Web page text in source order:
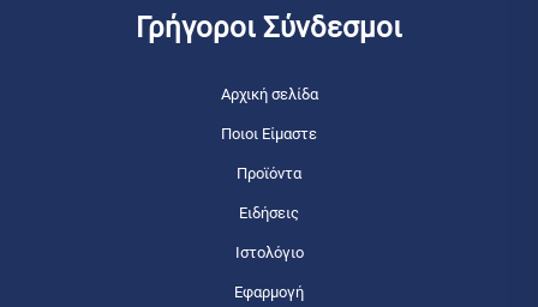
Γρήγοροι Σύνδεσμοι
Αρχική σελίδα
Ποιοι Είμαστε
Προϊόντα
Ειδήσεις
Ιστολόγιο
Εφαρμογή